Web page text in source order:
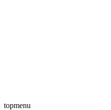
topmenu